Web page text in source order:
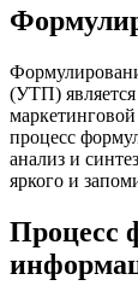
(УТП)
процесс
анализ и
яркого и
Процесс